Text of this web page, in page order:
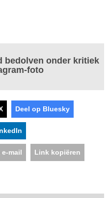
bedolven onder kritiek
foto
Deel op Bluesky
e-mail Link kopiëren